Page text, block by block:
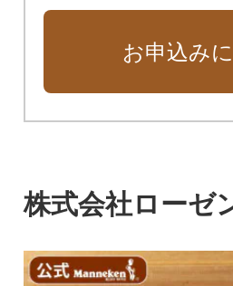
お申込み
株式会社ローゼ